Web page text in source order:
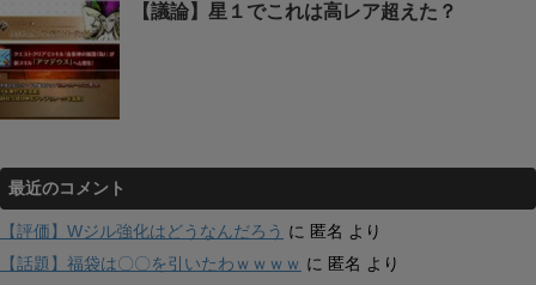
【議論】星１でこれは高レア超えた？
最近のコメント
【評価】Wジル強化はどうなんだろう に 匿名 より
【話題】福袋は〇〇を引いたわｗｗｗｗ に 匿名 より